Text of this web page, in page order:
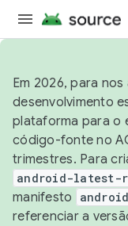
Em 2026, para
desenvolvimento
plataforma para o
código-fonte no
trimestres. Para
android-latest-
manifesto
referenciar a